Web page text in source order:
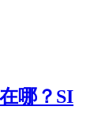
哪？SI